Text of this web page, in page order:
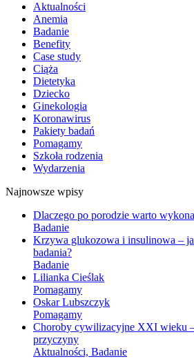
Aktualności
Anemia
Badanie
Benefity
Case study
Ciąża
Dietetyka
Dziecko
Ginekologia
Koronawirus
Pakiety badań
Pomagamy
Szkoła rodzenia
Wydarzenia
Najnowsze wpisy
Dlaczego po porodzie warto
Badanie
Krzywa glukozowa i insulinowa –
badania?
Badanie
Lilianka Cieślak
Pomagamy
Oskar Lubszczyk
Pomagamy
Choroby cywilizacyjne XXI wieku
przyczyny
Aktualności, Badanie